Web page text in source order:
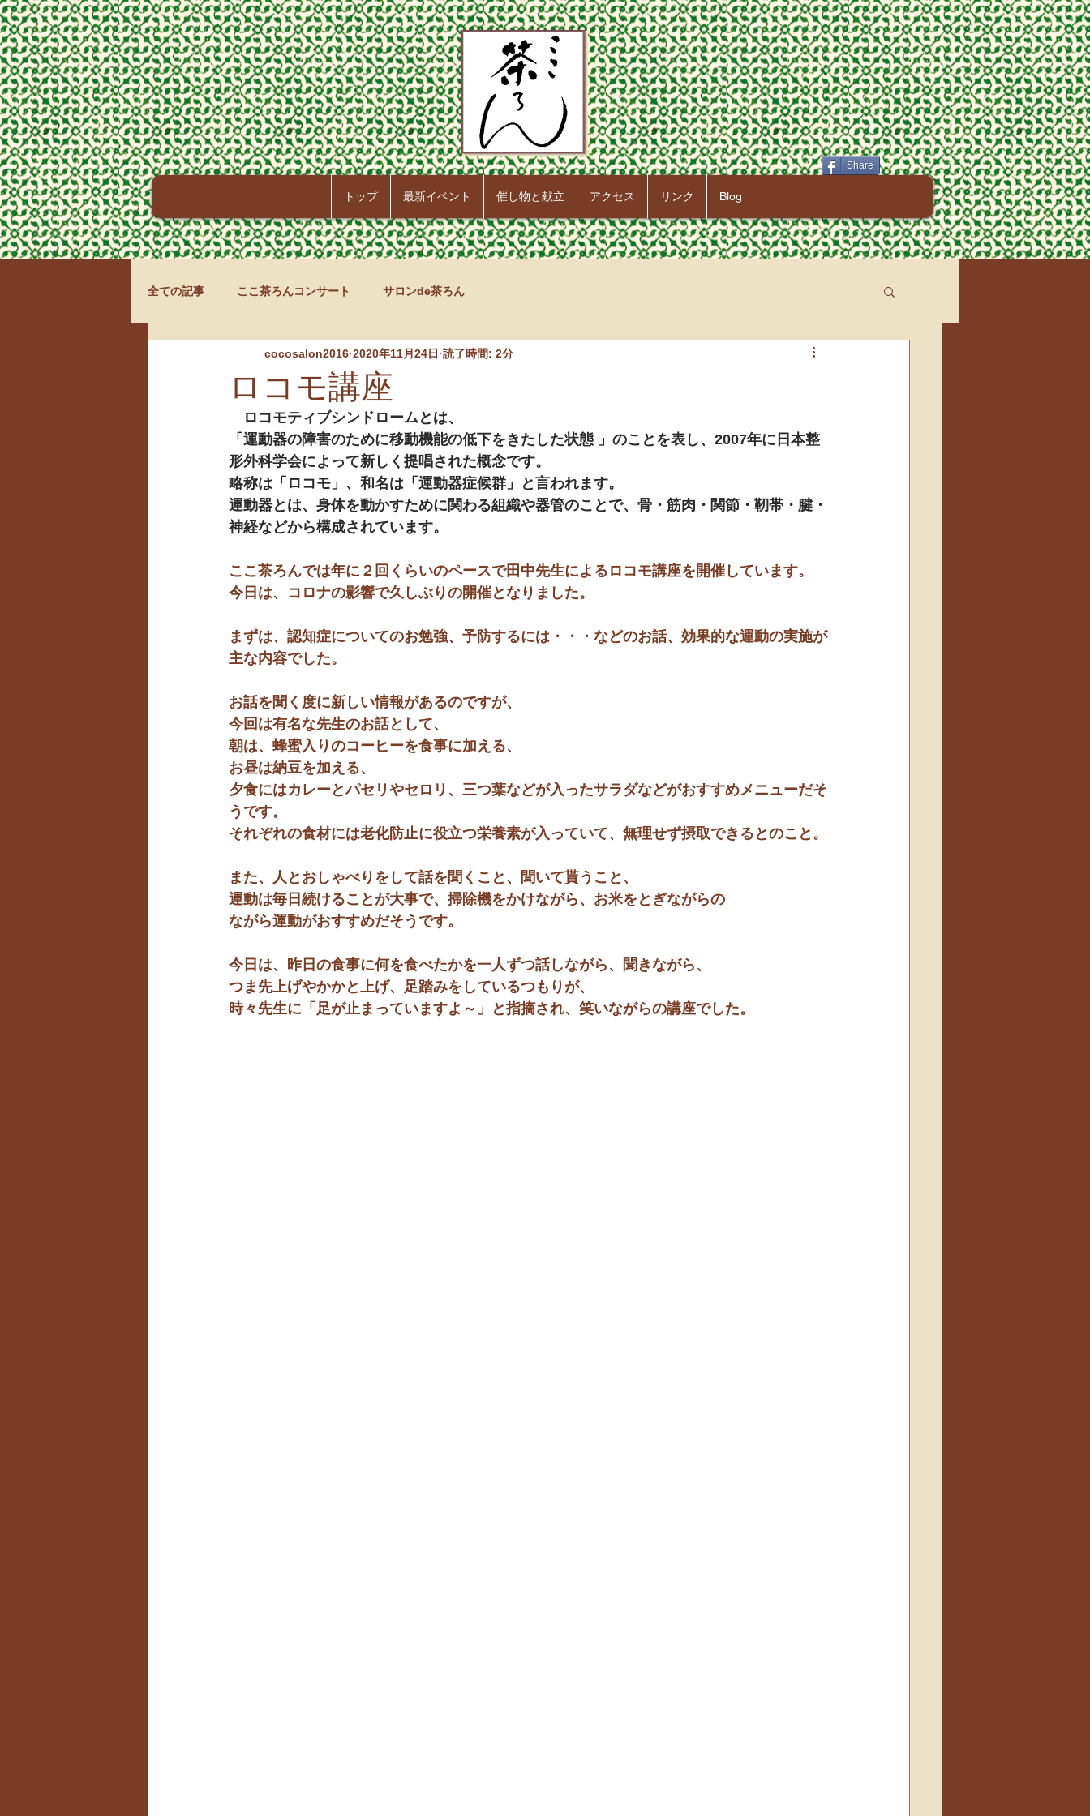
Share
トップ 最新イベント 催し物と献立 アクセス リンク Blog
全ての記事 ここ茶ろんコンサート サロンde茶ろん
ロコモ講座
cocosalon2016 2020年11月24日 読了時間: 2分
ロコモティブシンドロームとは、
「運動器の障害のために移動機能の低下をきたした状態 」のことを表し、2007年に日本整
形外科学会によって新しく提唱された概念です。
略称は「ロコモ」、和名は「運動器症候群」と言われます。
運動器とは、身体を動かすために関わる組織や器管のことで、骨・筋肉・関節・靭帯・腱・
神経などから構成されています。
ここ茶ろんでは年に２回くらいのペースで田中先生によるロコモ講座を開催しています。
今日は、コロナの影響で久しぶりの開催となりました。
まずは、認知症についてのお勉強、予防するには・・・などのお話、効果的な運動の実施が
主な内容でした。
お話を聞く度に新しい情報があるのですが、
今回は有名な先生のお話として、
朝は、蜂蜜入りのコーヒーを食事に加える、
お昼は納豆を加える、
夕食にはカレーとパセリやセロリ、三つ葉などが入ったサラダなどがおすすめメニューだそ
うです。
それぞれの食材には老化防止に役立つ栄養素が入っていて、無理せず摂取できるとのこと。
また、人とおしゃべりをして話を聞くこと、聞いて貰うこと、
運動は毎日続けることが大事で、掃除機をかけながら、お米をとぎながらの
ながら運動がおすすめだそうです。
今日は、昨日の食事に何を食べたかを一人ずつ話しながら、聞きながら、
つま先上げやかかと上げ、足踏みをしているつもりが、
時々先生に「足が止まっていますよ～」と指摘され、笑いながらの講座でした。